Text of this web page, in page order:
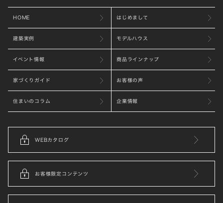
HOME はじめまして
建築実例 モデルハウス
イベント情報 商品ラインナップ
家づくりガイド お客様の声
住まいのコラム 企業情報
WEBカタログ
お客様限定コンテンツ